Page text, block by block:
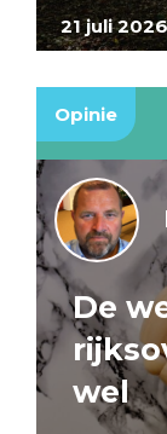
21 juli 2026
Opinie
De
wel